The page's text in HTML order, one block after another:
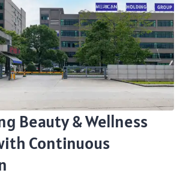
Beauty&Wellness
Continuous